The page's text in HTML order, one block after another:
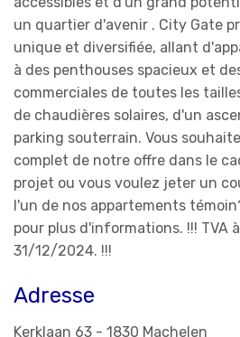
un quartier d'avenir . City Gate
unique et diversifiée, allant
à des penthouses spacieux et
commerciales de toutes les
de chaudières solaires, d'un
parking souterrain. Vous
complet de notre offre dans le
projet ou vous voulez jeter un
l'un de nos appartements
pour plus d'informations. !!! TVA
31/12/2024. !!!
Adresse
Kerklaan 63 - 1830 Machelen